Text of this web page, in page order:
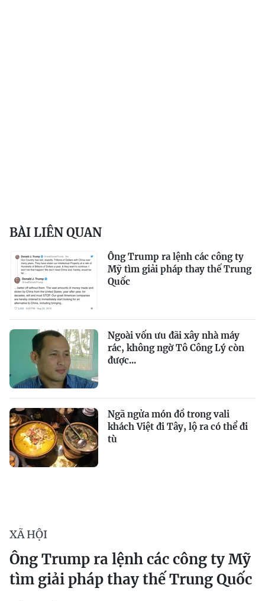
BÀI LIÊN QUAN
Ông Trump ra lệnh các công ty
Mỹ tìm giải pháp thay thế Trung
Quốc
Ngoài vốn ưu đãi xây nhà máy
rác, không ngờ Tô Công Lý còn
được...
Ngã ngửa món đồ trong vali
khách Việt đi Tây, lộ ra có thể đi
tù
XÃ HỘI
Ông Trump ra lệnh các công ty Mỹ
tìm giải pháp thay thế Trung Quốc